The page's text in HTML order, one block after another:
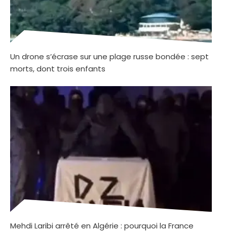
Un drone s’écrase sur une plage russe bondée : sept
morts, dont trois enfants
Mehdi Laribi arrêté en Algérie : pourquoi la France